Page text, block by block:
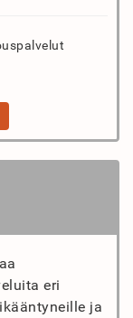
eri
ja